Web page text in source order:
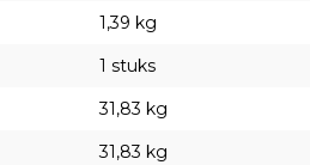
1,39 kg
1 stuks
31,83 kg
31,83 kg